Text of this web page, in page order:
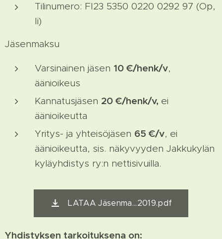
Tilinumero: FI23 5350 0220 0292 97 (Op,
Ii)
Jäsenmaksu
Varsinainen jäsen 10 €/henk/v,
äänioikeus
Kannatusjäsen 20 €/henk/v, ei
äänioikeutta
Yritys- ja yhteisöjäsen 65 €/v, ei
äänioikeutta, sis. näkyvyyden Jakkukylän
kyläyhdistys ry:n nettisivuilla.
LATAA Jäsenma...2019.pdf
Yhdistyksen tarkoituksena on: